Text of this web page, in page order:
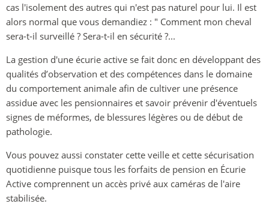
cas l'isolement des autres qui n'est pas naturel pour lui. Il est
alors normal que vous demandiez : " Comment mon cheval
sera-t-il surveillé ? Sera-t-il en sécurité ?...
La gestion d'une écurie active se fait donc en développant des
qualités d’observation et des compétences dans le domaine
du comportement animale afin de cultiver une présence
assidue avec les pensionnaires et savoir prévenir d'éventuels
signes de méformes, de blessures légères ou de début de
pathologie.
Vous pouvez aussi constater cette veille et cette sécurisation
quotidienne puisque tous les forfaits de pension en Écurie
Active comprennent un accès privé aux caméras de l'aire
stabilisée.